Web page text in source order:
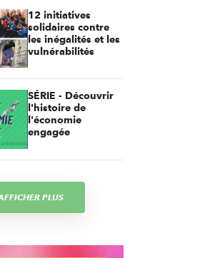
12 initiatives
solidaires contre
les inégalités et les
vulnérabilités
SÉRIE - Découvrir
l'histoire de
l'économie
engagée
PLUS